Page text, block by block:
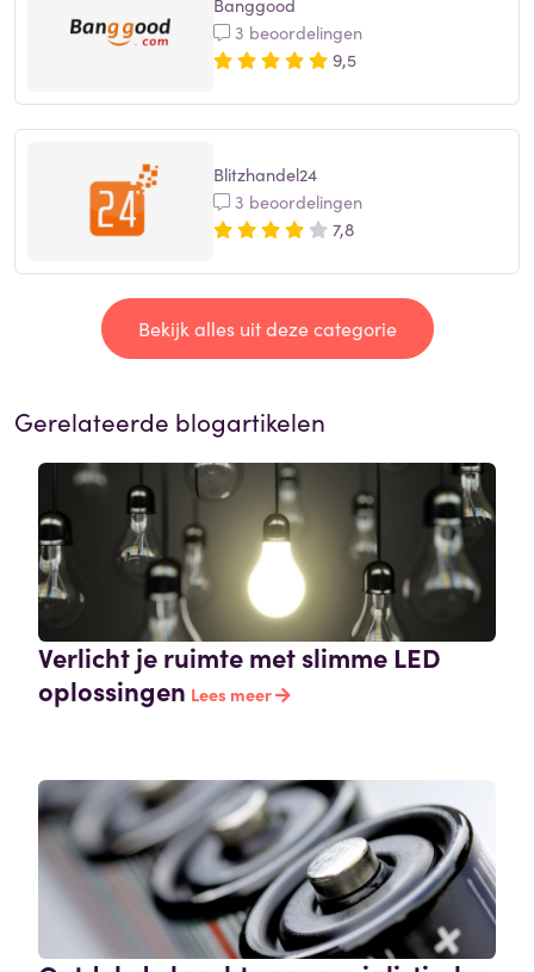
3 beoordelingen
9,5
Blitzhandel24
3 beoordelingen
7,8
Bekijk alles uit deze categorie
Gerelateerde blogartikelen
Verlicht je ruimte met slimme LED
oplossingen Lees meer